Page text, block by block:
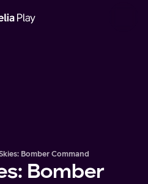
Bomber Command
Bomber